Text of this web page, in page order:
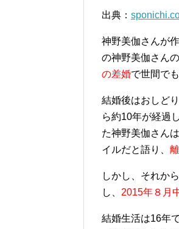
出典：
神野美伽さんが
の神野美伽さん
の差婚で世間で
結婚後はおしど
ら約10年が経過
た神野美伽さん
イルだと語り、
しかし、それか
し、 2015年８月
結婚生活は16年